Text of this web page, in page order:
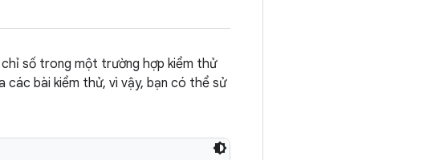
số trong một trường hợp kiểm thử
các bài kiểm thử, vì vậy, bạn có thể sử